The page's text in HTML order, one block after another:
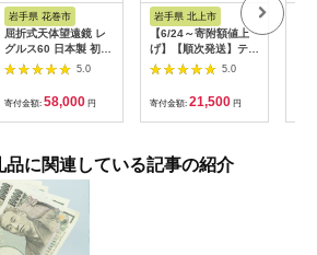
さと納税
岩手県 花巻市
屈折式天体望遠鏡 レ
グルス60 日本製 初心
者用 スマホ撮影 (カラ
ー：オレンジ）
【1835-2】
5.0
寄付金額: 58,000 円
岩手県 北上市
【6/24～寄附額値上
げ】【順次発送】ティ
ッシュペーパー 20箱
＆ トイレットロール
(ダブル) 48個 福祉施
設支援 日用品 常備品
備蓄品 box ちり紙 テ
ィッシュ パルプ
100％ 無香料 1箱
5.0
寄付金額: 21,500 円
品に関連している記事の紹介